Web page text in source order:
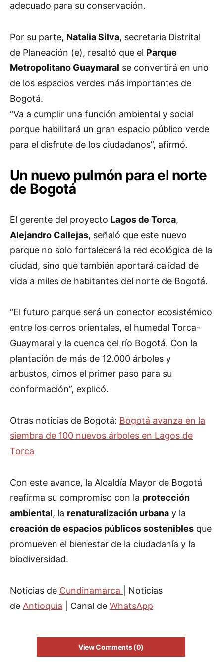
adecuado para su conservación.
Por su parte, Natalia Silva, secretaria Distrital
de Planeación (e), resaltó que el Parque
Metropolitano Guaymaral se convertirá en uno
de los espacios verdes más importantes de
Bogotá.
“Va a cumplir una función ambiental y social
porque habilitará un gran espacio público verde
para el disfrute de los ciudadanos”, afirmó.
Un nuevo pulmón para el norte
de Bogotá
El gerente del proyecto Lagos de Torca,
Alejandro Callejas, señaló que este nuevo
parque no solo fortalecerá la red ecológica de la
ciudad, sino que también aportará calidad de
vida a miles de habitantes del norte de Bogotá.
“El futuro parque será un conector ecosistémico
entre los cerros orientales, el humedal Torca-
Guaymaral y la cuenca del río Bogotá. Con la
plantación de más de 12.000 árboles y
arbustos, dimos el primer paso para su
conformación”, explicó.
Otras noticias de Bogotá: Bogotá avanza en la
siembra de 100 nuevos árboles en Lagos de
Torca
Con este avance, la Alcaldía Mayor de Bogotá
reafirma su compromiso con la protección
ambiental, la renaturalización urbana y la
creación de espacios públicos sostenibles que
promueven el bienestar de la ciudadanía y la
biodiversidad.
Noticias de Cundinamarca
| Noticias
de Antioquia | Canal de WhatsApp
View Comments (0)